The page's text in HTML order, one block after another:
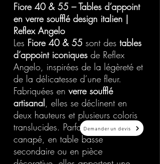
Fiore 40 & 55 – Tables d’appoint
en verre soufflé design italien |
Reflex Angelo
Les Fiore 40 & 55 sont des tables
d’appoint iconiques de Reflex
Angelo, inspirées de la légèreté et
de la délicatesse d’une fleur.
Fabriquées en verre soufflé
artisanal, elles se déclinent en
deux hauteurs et plusieurs coloris
translucides. Parfaites en bout de
canapé, en table basse
secondaire ou en pièce
Demander un devis